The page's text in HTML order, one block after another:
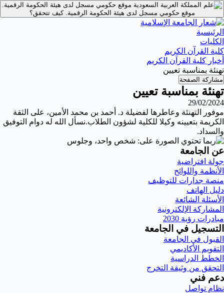
موقع حكومي مسجل لدى هيئة الحكومة الرقمية.
موقع حكومي مسجل لدى هيئة الحكومة الرقمية.كيف تتحقق؟
الرئيسية
الكليات
كلية القرآن الكريم
أخبار كلية القرآن الكريم
تهنئة بمناسبة تعيين
مشاركة الصفحة
تهنئة بمناسبة تعيين
29/02/2024
موفور التهنئة وعاطرها لفضيلة د. أحمد بن محمد الأمين، على الثقة
الكريمة بتعيينه وكيلا للكلية لشؤون الطلاب.نسأل الله له دوام التوفيق
والسداد.
عن الجامعة
جولة افتراضية
الأنظمة واللوائح
منصة جدارات للتوظيف
دليل الهاتف
الأسئلة الشائعة
المشاركة الإلكترونية
مبادرات رؤية 2030
التسجيل في الجامعة
القبول في الجامعة
التقويم الأكاديمي
الخطط الدراسية
التحقق من وثيقة التخرج
دعم فني
نظام تواصل